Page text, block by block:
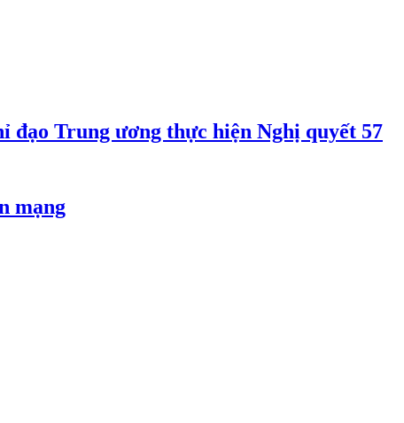
đạo Trung ương thực hiện Nghị quyết 57
mạng